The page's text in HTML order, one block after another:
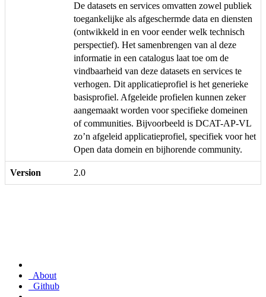
De datasets en services omvatten zowel publiek
toegankelijke als afgeschermde data en diensten
(ontwikkeld in en voor eender welk technisch
perspectief). Het samenbrengen van al deze
informatie in een catalogus laat toe om de
vindbaarheid van deze datasets en services te
verhogen. Dit applicatieprofiel is het generieke
basisprofiel. Afgeleide profielen kunnen zeker
aangemaakt worden voor specifieke domeinen
of communities. Bijvoorbeeld is DCAT-AP-VL
zo’n afgeleid applicatieprofiel, specifiek voor het
Open data domein en bijhorende community.
Version 2.0
About
Github